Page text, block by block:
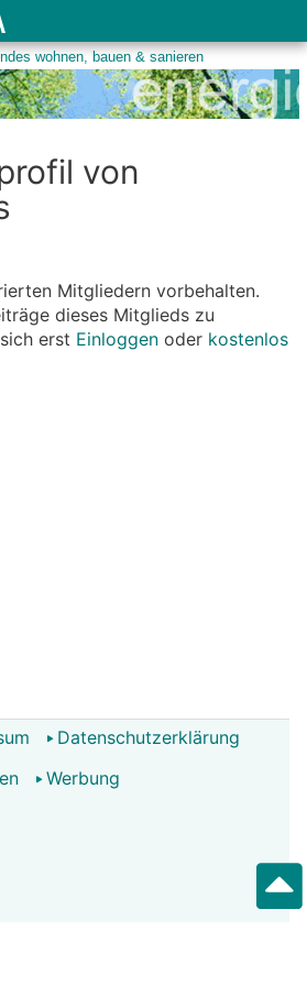
von
Mitgliedern vorbehalten.
dieses Mitglieds zu
erst Einloggen oder kostenlos
Datenschutzerklärung
Werbung